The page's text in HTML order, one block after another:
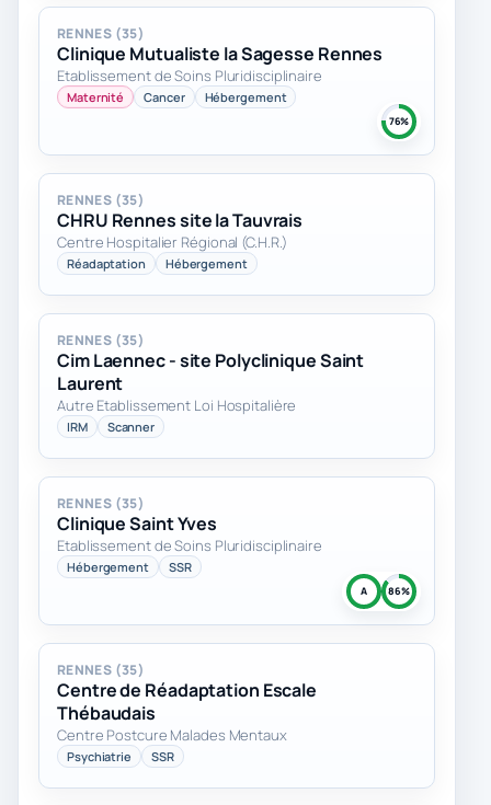
RENNES (35)
Clinique Mutualiste la Sagesse Rennes
Etablissement de Soins Pluridisciplinaire
Maternité Cancer Hébergement
76%
RENNES (35)
CHRU Rennes site la Tauvrais
Centre Hospitalier Régional (C.H.R.)
Réadaptation Hébergement
RENNES (35)
Cim Laennec - site Polyclinique Saint
Laurent
Autre Etablissement Loi Hospitalière
IRM Scanner
RENNES (35)
Clinique Saint Yves
Etablissement de Soins Pluridisciplinaire
Hébergement SSR
A 86%
RENNES (35)
Centre de Réadaptation Escale
Thébaudais
Centre Postcure Malades Mentaux
Psychiatrie SSR